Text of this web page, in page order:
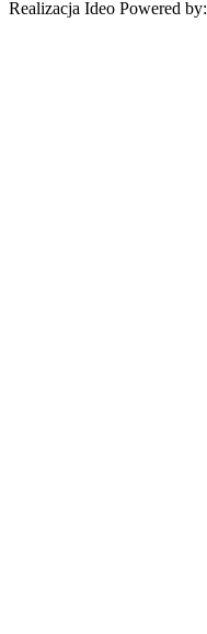
Realizacja Ideo Powered by: